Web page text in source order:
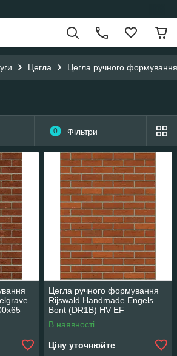
Цегла Цегла ручного формування
0 Фільтри
Цегла ручного формування
Rijswald Handmade Engels
Bont (DR1B) HV EF
215x100x65
В наявності
Ціну уточнюйте